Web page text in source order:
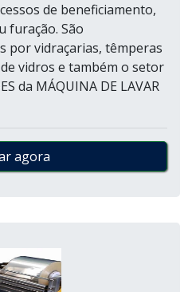
de beneficiamento,
furação. São
por vidraçarias, têmperas
vidros e também o setor
da MÁQUINA DE LAVAR
agora